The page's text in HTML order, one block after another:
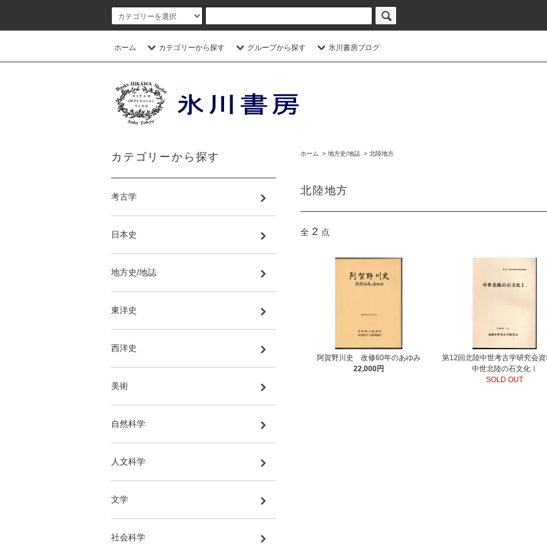
ホーム カテゴリーから探す グループから探す 氷川書房ブログ
ホーム > 地方史/地誌 > 北陸地方
北陸地方
全 2 点
阿賀野川史 改修60年のあゆみ
22,000円
第12回北陸中世考古学研究会
中世北陸の石文化Ⅰ
SOLD OUT
カテゴリーから探す
考古学
日本史
地方史/地誌
東洋史
西洋史
美術
自然科学
人文科学
文学
社会科学